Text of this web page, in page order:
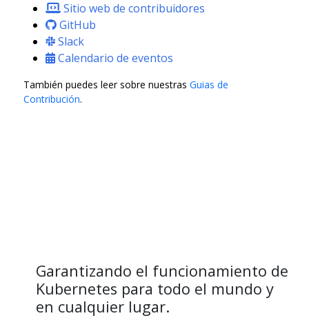
Sitio web de contribuidores
GitHub
Slack
Calendario de eventos
También puedes leer sobre nuestrasGuias de
Contribución.
Garantizando el funcionamiento de
Kubernetes para todo el mundo y
en cualquier lugar.